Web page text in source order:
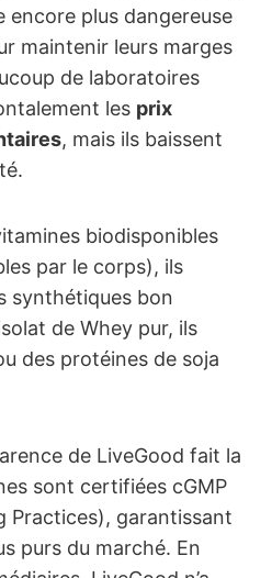
encore plus dangereuse
maintenir leurs marges
de laboratoires
les prix
, mais ils baissent
biodisponibles
par le corps), ils
synthétiques bon
de Whey pur, ils
des protéines de soja
de LiveGood fait la
sont certifiées cGMP
Practices), garantissant
purs du marché. En